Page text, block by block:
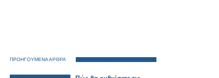
ΠΡΟΗΓΟΥΜΕΝΑ ΑΡΘΡΑ